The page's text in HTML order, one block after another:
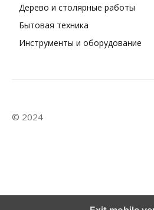
Дерево и столярные работы
Бытовая техника
Инструменты и оборудование
© 2024